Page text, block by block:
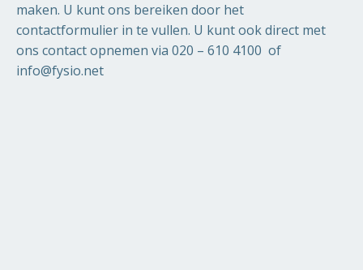
maken. U kunt ons bereiken door het
contactformulier in te vullen. U kunt ook direct met
ons contact opnemen via 020 – 610 4100 of
info@fysio.net